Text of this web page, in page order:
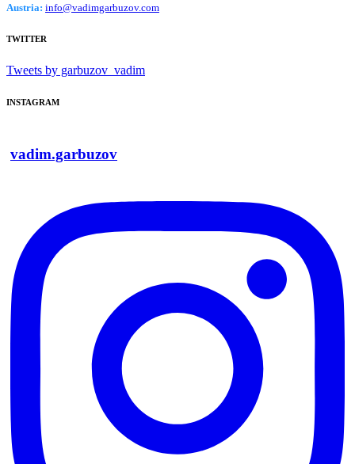
Austria: info@vadimgarbuzov.com
TWITTER
Tweets by garbuzov_vadim
INSTAGRAM
vadim.garbuzov